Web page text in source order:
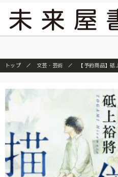
トップ 文芸・芸術 【予約商品】